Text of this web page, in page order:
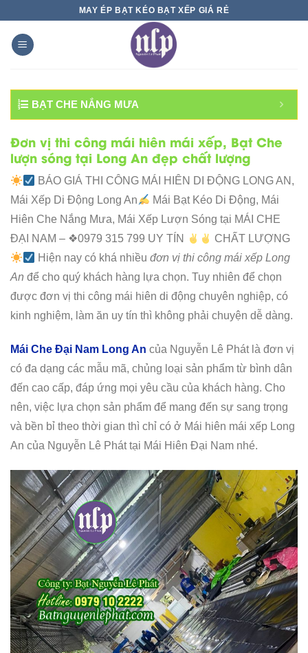
content
MAY ÉP BẠT KÉO BẠT XẾP GIÁ RẺ
BẠT CHE NẮNG MƯA
Đơn vị thi công mái hiên mái xếp, Bạt Che
lượn sóng tại Long An đẹp chất lượng
BÁO GIÁ THI CÔNG MÁI HIÊN DI ĐỘNG LONG AN,
Mái Xếp Di Động Long An
Mái Bạt Kéo Di Động, Mái
Hiên Che Nắng Mưa, Mái Xếp Lượn Sóng tại MÁI CHE
ĐẠI NAM – ❖0979 315 799 UY TÍN
CHẤT LƯỢNG
Hiện nay có khá nhiềuđơn vị thi công mái xếp Long
An để cho quý khách hàng lựa chọn. Tuy nhiên để chọn
được đơn vị thi công mái hiên di động chuyên nghiệp, có
kinh nghiệm, làm ăn uy tín thì không phải chuyện dễ dàng.
Mái Che Đại Nam Long An của Nguyễn Lê Phát là đơn vị
có đa dạng các mẫu mã, chủng loại sản phẩm từ bình dân
đến cao cấp, đáp ứng mọi yêu cầu của khách hàng. Cho
nên, việc lựa chọn sản phẩm để mang đến sự sang trọng
và bền bỉ theo thời gian thì chỉ có ở Mái hiên mái xếp Long
An của Nguyễn Lê Phát tại Mái Hiên Đại Nam nhé.